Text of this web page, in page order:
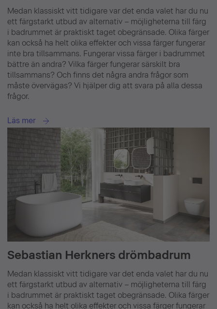
Medan klassiskt vitt tidigare var det enda valet har du nu
ett färgstarkt utbud av alternativ – möjligheterna till färg
i badrummet är praktiskt taget obegränsade. Olika färger
kan också ha helt olika effekter och vissa färger fungerar
inte bra tillsammans. Fungerar vissa färger i badrummet
bättre än andra? Vilka färger fungerar särskilt bra
tillsammans? Och finns det några andra frågor som
måste övervägas? Vi hjälper dig att svara på alla dessa
frågor.
Läs mer
Sebastian Herkners drömbadrum
Medan klassiskt vitt tidigare var det enda valet har du nu
ett färgstarkt utbud av alternativ – möjligheterna till färg
i badrummet är praktiskt taget obegränsade. Olika färger
kan också ha helt olika effekter och vissa färger fungerar